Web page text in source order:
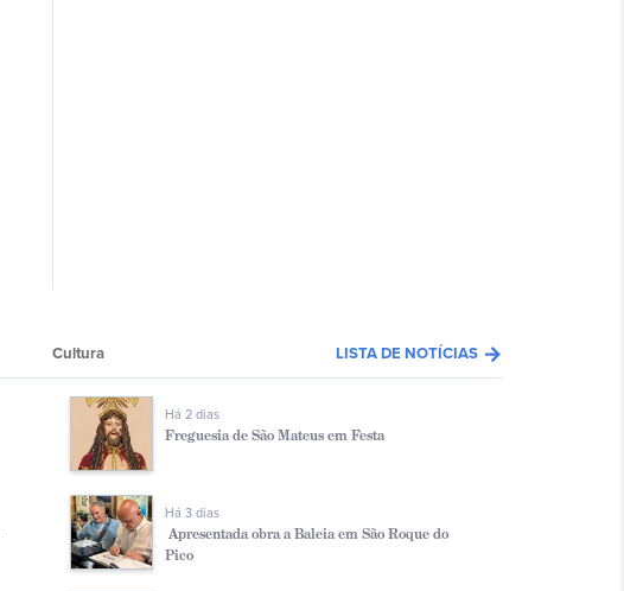
Cultura LISTA DE NOTÍCIAS arrow_forward
Há 2 dias
Freguesia de São Mateus em Festa
Há 3 dias
Apresentada obra a Baleia em São Roque do
Pico